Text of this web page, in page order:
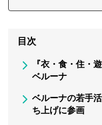
目次
『衣・食・住・
ベルーナ
ベルーナの若手
ち上げに参画